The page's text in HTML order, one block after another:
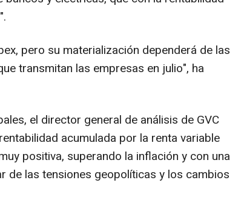
pero su materialización dependerá de las
transmitan las empresas en julio", ha
el director general de análisis de GVC
acumulada por la renta variable
positiva, superando la inflación y con una
de las tensiones geopolíticas y los cambios